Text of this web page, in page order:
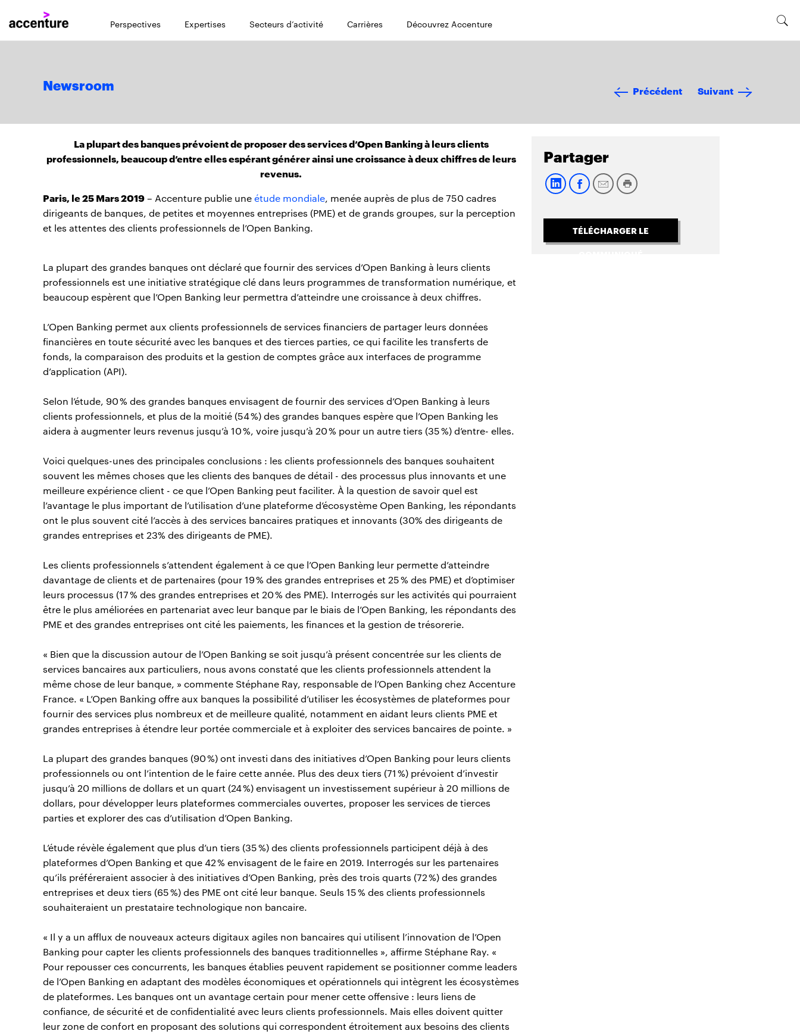
Perspectives Expertises Secteurs d’activité Carrières Découvrez Accenture
Newsroom Précédent Suivant
La plupart des banques prévoient de proposer des services d’Open Banking à leurs clients
professionnels, beaucoup d’entre elles espérant générer ainsi une croissance à deux chiffres de leurs
revenus.
Paris, le 25 Mars 2019– Accenture publie uneétude mondiale, menée auprès de plus de 750 cadres
dirigeants de banques, de petites et moyennes entreprises (PME) et de grands groupes, sur la perception
et les attentes des clients professionnels de l’Open Banking.
La plupart des grandes banques ont déclaré que fournir des services d’Open Banking à leurs clients
professionnels est une initiative stratégique clé dans leurs programmes de transformation numérique, et
beaucoup espèrent que l’Open Banking leur permettra d’atteindre une croissance à deux chiffres.
L’Open Banking permet aux clients professionnels de services financiers de partager leurs données
financières en toute sécurité avec les banques et des tierces parties, ce qui facilite les transferts de
fonds, la comparaison des produits et la gestion de comptes grâce aux interfaces de programme
d’application (API).
Selon l’étude, 90 % des grandes banques envisagent de fournir des services d’Open Banking à leurs
clients professionnels, et plus de la moitié (54 %) des grandes banques espère que l’Open Banking les
aidera à augmenter leurs revenus jusqu’à 10 %, voire jusqu’à 20 % pour un autre tiers (35 %) d’entre- elles.
Voici quelques-unes des principales conclusions : les clients professionnels des banques souhaitent
souvent les mêmes choses que les clients des banques de détail - des processus plus innovants et une
meilleure expérience client - ce que l’Open Banking peut faciliter. À la question de savoir quel est
l’avantage le plus important de l’utilisation d’une plateforme d’écosystème Open Banking, les répondants
ont le plus souvent cité l’accès à des services bancaires pratiques et innovants (30% des dirigeants de
grandes entreprises et 23% des dirigeants de PME).
Les clients professionnels s’attendent également à ce que l’Open Banking leur permette d’atteindre
davantage de clients et de partenaires (pour 19 % des grandes entreprises et 25 % des PME) et d’optimiser
leurs processus (17 % des grandes entreprises et 20 % des PME). Interrogés sur les activités qui pourraient
être le plus améliorées en partenariat avec leur banque par le biais de l’Open Banking, les répondants des
PME et des grandes entreprises ont cité les paiements, les finances et la gestion de trésorerie.
« Bien que la discussion autour de l’Open Banking se soit jusqu’à présent concentrée sur les clients de
services bancaires aux particuliers, nous avons constaté que les clients professionnels attendent la
même chose de leur banque, » commente Stéphane Ray, responsable de l’Open Banking chez Accenture
France. « L’Open Banking offre aux banques la possibilité d’utiliser les écosystèmes de plateformes pour
fournir des services plus nombreux et de meilleure qualité, notamment en aidant leurs clients PME et
grandes entreprises à étendre leur portée commerciale et à exploiter des services bancaires de pointe. »
La plupart des grandes banques (90 %) ont investi dans des initiatives d’Open Banking pour leurs clients
professionnels ou ont l’intention de le faire cette année. Plus des deux tiers (71 %) prévoient d’investir
jusqu’à 20 millions de dollars et un quart (24 %) envisagent un investissement supérieur à 20 millions de
dollars, pour développer leurs plateformes commerciales ouvertes, proposer les services de tierces
parties et explorer des cas d’utilisation d’Open Banking.
L’étude révèle également que plus d’un tiers (35 %) des clients professionnels participent déjà à des
plateformes d’Open Banking et que 42 % envisagent de le faire en 2019. Interrogés sur les partenaires
qu’ils préféreraient associer à des initiatives d’Open Banking, près des trois quarts (72 %) des grandes
entreprises et deux tiers (65 %) des PME ont cité leur banque. Seuls 15 % des clients professionnels
souhaiteraient un prestataire technologique non bancaire.
« Il y a un afflux de nouveaux acteurs digitaux agiles non bancaires qui utilisent l’innovation de l’Open
Banking pour capter les clients professionnels des banques traditionnelles », affirme Stéphane Ray. «
Pour repousser ces concurrents, les banques établies peuvent rapidement se positionner comme leaders
de l’Open Banking en adaptant des modèles économiques et opérationnels qui intègrent les écosystèmes
de plateformes. Les banques ont un avantage certain pour mener cette offensive : leurs liens de
confiance, de sécurité et de confidentialité avec leurs clients professionnels. Mais elles doivent quitter
leur zone de confort en proposant des solutions qui correspondent étroitement aux besoins des clients
Partager
TÉLÉCHARGER LE